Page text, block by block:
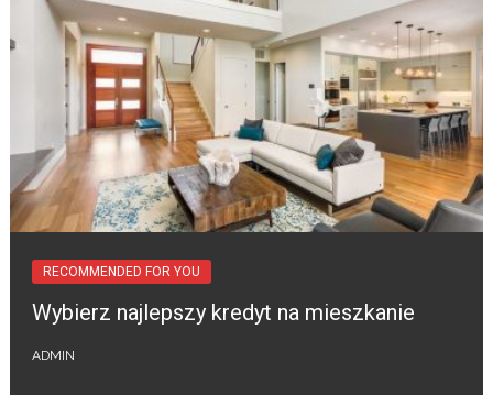
RECOMMENDED FOR YOU
Wybierz najlepszy kredyt na mieszkanie
ADMIN